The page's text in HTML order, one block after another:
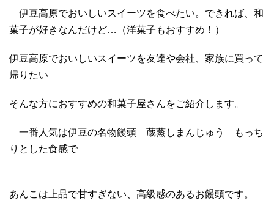
伊豆高原でおいしいスイーツを食べたい。できれば、和
菓子が好きなんだけど…（洋菓子もおすすめ！）
伊豆高原でおいしいスイーツを友達や会社、家族に買って
帰りたい
そんな方におすすめの和菓子屋さんをご紹介します。
一番人気は伊豆の名物饅頭 蔵蒸しまんじゅう もっち
りとした食感で
あんこは上品で甘すぎない、高級感のあるお饅頭です。